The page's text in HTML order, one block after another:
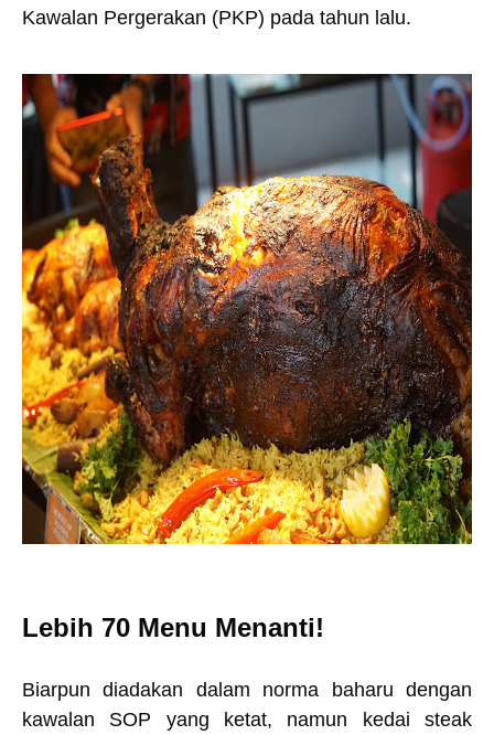
Kawalan Pergerakan (PKP) pada tahun lalu.
Lebih 70 Menu Menanti!
Biarpun diadakan dalam norma baharu dengan
kawalan SOP yang ketat, namun kedai steak